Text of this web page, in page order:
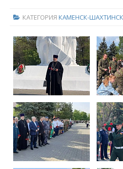
КАТЕГОРИЯ КАМЕНСК-